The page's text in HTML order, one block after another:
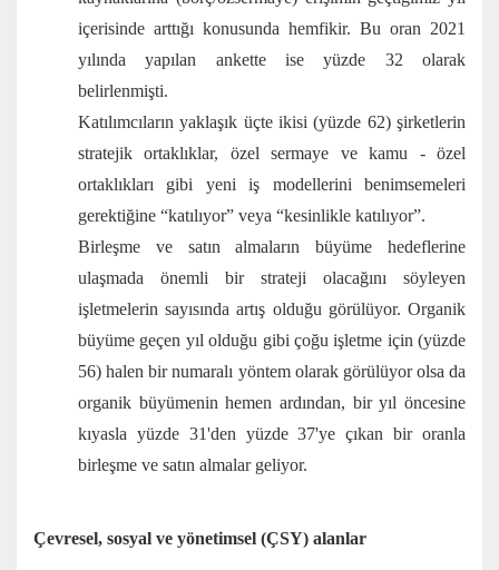
içerisinde arttığı konusunda hemfikir. Bu oran 2021
yılında yapılan ankette ise yüzde 32 olarak
belirlenmişti.
Katılımcıların yaklaşık üçte ikisi (yüzde 62) şirketlerin
stratejik ortaklıklar, özel sermaye ve kamu - özel
ortaklıkları gibi yeni iş modellerini benimsemeleri
gerektiğine “katılıyor” veya “kesinlikle katılıyor”.
Birleşme ve satın almaların büyüme hedeflerine
ulaşmada önemli bir strateji olacağını söyleyen
işletmelerin sayısında artış olduğu görülüyor. Organik
büyüme geçen yıl olduğu gibi çoğu işletme için (yüzde
56) halen bir numaralı yöntem olarak görülüyor olsa da
organik büyümenin hemen ardından, bir yıl öncesine
kıyasla yüzde 31'den yüzde 37'ye çıkan bir oranla
birleşme ve satın almalar geliyor.
Çevresel, sosyal ve yönetimsel (ÇSY) alanlar